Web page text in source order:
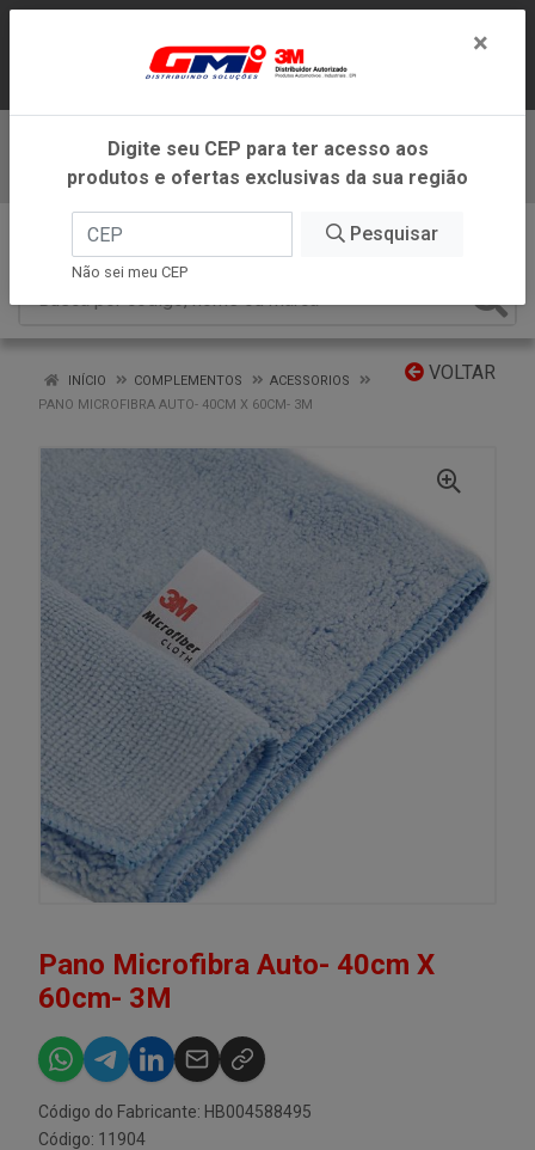
ATENDIMENTO DENTRO DO ESTADO DE
MINAS GERAIS.
Baixe já nosso APP
VOLTAR
INÍCIO COMPLEMENTOS
ACESSORIOS
PANO MICROFIBRA AUTO- 40CM X 60CM- 3M
Pano Microfibra Auto- 40cm X
60cm- 3M
Código do Fabricante: HB004588495
Código: 11904
×
Digite seu CEP para ter acesso aos
produtos e ofertas exclusivas da sua região
Pesquisar
Não sei meu CEP